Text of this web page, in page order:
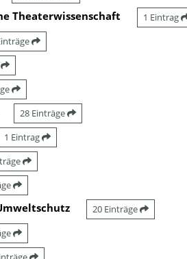
Theaterwissenschaft 1 Eintrag
28 Einträge
1 Eintrag
20 Einträge